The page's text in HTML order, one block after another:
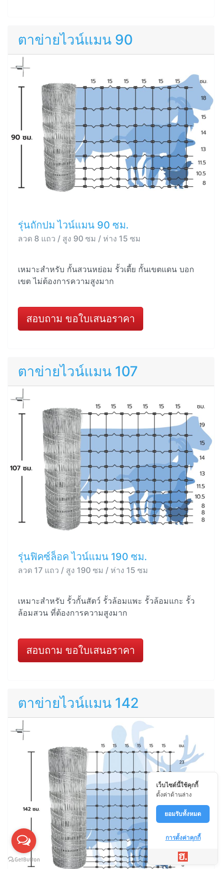
ตาข่ายไวน์แมน 90
รุ่นถักปม ไวน์แมน 90 ซม.
ลวด 8 แถว / สูง 90 ซม / ห่าง 15 ซม
เหมาะสำหรับ กั้นสวนหย่อม รั้วเตี้ย กั้นเขตแดน บอก
เขต ไม่ต้องการความสูงมาก
สอบถาม ขอใบเสนอราคา
ตาข่ายไวน์แมน 107
รุ่นฟิคซ์ล็อค ไวน์แมน 190 ซม.
ลวด 17 แถว / สูง 190 ซม / ห่าง 15 ซม
เหมาะสำหรับ รั้วกั้นสัตว์ รั้วล้อมแพะ รั้วล้อมแกะ รั้ว
ล้อมสวน ที่ต้องการความสูงมาก
สอบถาม ขอใบเสนอราคา
ตาข่ายไวน์แมน 142
เว็บไซต์นี้ใช้คุกกี้
ตั้งค่าด้านล่าง
ยอมรับทั้งหมด
การตั้งค่าคุกกี้